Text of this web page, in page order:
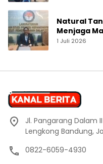
Natural
Menjaga
1 Juli 2026
Jl. Pangarang Dalam
Lengkong Bandung,
0822-6059-4930